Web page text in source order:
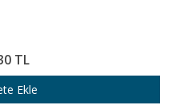
TL
Ekle